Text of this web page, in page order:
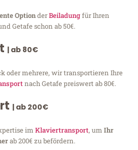
OptionderBeiladungfür Ihren
Getafe schon ab 50€.
| ab 80€
oder mehrere, wir transportieren Ihre
nach Getafe preiswert ab 80€.
| ab 200€
im Klaviertransport, um Ihr
ab 200€ zu befördern.